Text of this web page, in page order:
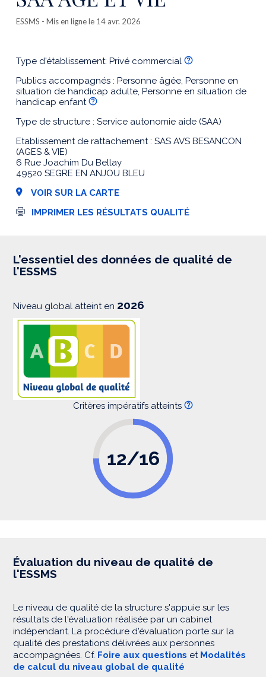
ESSMS - Mis en ligne le 14 avr. 2026
Type d'établissement: Privé commercial
Publics accompagnés : Personne âgée, Personne en
situation de handicap adulte, Personne en situation de
handicap enfant
Type de structure : Service autonomie aide (SAA)
Etablissement de rattachement : SAS AVS BESANCON
(AGES & VIE)
6 Rue Joachim Du Bellay
49520 SEGRE EN ANJOU BLEU
VOIR SUR LA CARTE
I
s
i
IMPRIMER LES RÉSULTATS QUALITÉ
L'essentiel des données de qualité de
l'ESSMS
Niveau global atteint en 2026
Critères impératifs atteints
12/16
Évaluation du niveau de qualité de
l'ESSMS
Le niveau de qualité de la structure s'appuie sur les
résultats de l'évaluation réalisée par un cabinet
indépendant. La procédure d'évaluation porte sur la
qualité des prestations délivrées aux personnes
accompagnées. Cf. Foire aux questions et Modalités
de calcul du niveau global de qualité